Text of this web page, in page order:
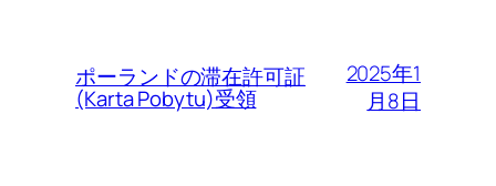
ポーランドの滞在許可証
(Karta Pobytu)受領
2025年1
月8日